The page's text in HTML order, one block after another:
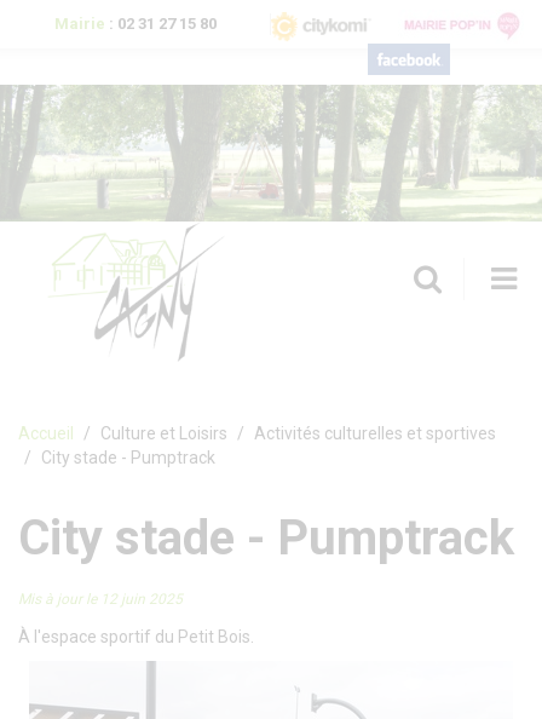
Mairie : 02 31 27 15 80
Formulaire de recherche
Accueil Culture et Loisirs
Activités culturelles et sportives
City stade - Pumptrack
City stade - Pumptrack
Mis à jour le 12 juin 2025
À l'espace sportif du Petit Bois.